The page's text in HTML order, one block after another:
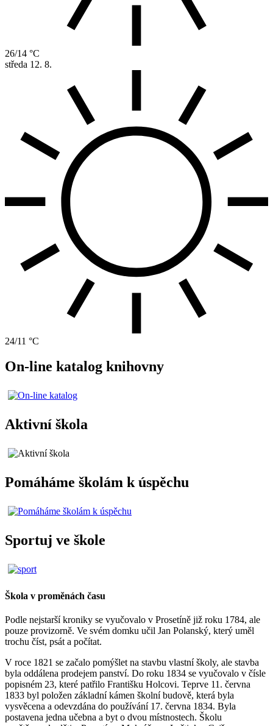
26/14 °C
středa 12. 8.
24/11 °C
On-line katalog knihovny
Aktivní škola
Pomáháme školám k úspěchu
Sportuj ve škole
Škola v proměnách času
Podle nejstarší kroniky se vyučovalo v Prosetíně již roku 1784, ale
pouze provizorně. Ve svém domku učil Jan Polanský, který uměl
trochu číst, psát a počítat.
V roce 1821 se začalo pomýšlet na stavbu vlastní školy, ale stavba
byla oddálena prodejem panství. Do roku 1834 se vyučovalo v čísle
popisném 23, které patřilo Františku Holcovi. Teprve 11. června
1833 byl položen základní kámen školní budově, která byla
vysvěcena a odevzdána do používání 17. června 1834. Byla
postavena jedna učebna a byt o dvou místnostech. Školu